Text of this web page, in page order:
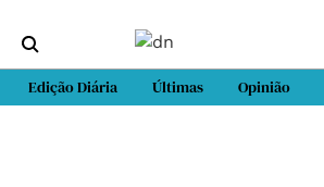
Edição Diária Últimas Opinião